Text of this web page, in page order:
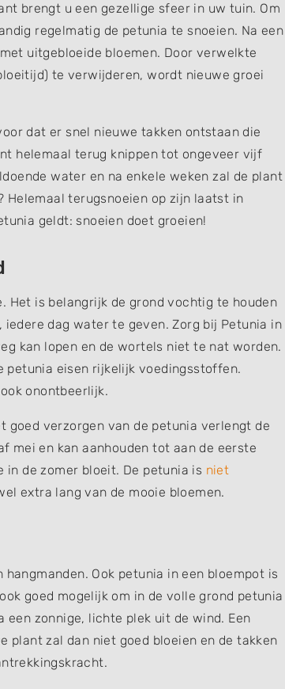
brengt u een gezellige sfeer in uw tuin. Om
regelmatig de petunia te snoeien. Na een
uitgebloeide bloemen. Door verwelkte
te verwijderen, wordt nieuwe groei
dat er snel nieuwe takken ontstaan die
helemaal terug knippen tot ongeveer vijf
water en na enkele weken zal de plant
Helemaal terugsnoeien op zijn laatst in
geldt: snoeien doet groeien!
Het is belangrijk de grond vochtig te houden
dag water te geven. Zorg bij Petunia in
kan lopen en de wortels niet te nat worden.
petunia eisen rijkelijk voedingsstoffen.
onontbeerlijk.
goed verzorgen van de petunia verlengt de
mei en kan aanhouden tot aan de eerste
de zomer bloeit. De petunia is niet
extra lang van de mooie bloemen.
Ook petunia in een bloempot is
goed mogelijk om in de volle grond petunia
zonnige, lichte plek uit de wind. Een
plant zal dan niet goed bloeien en de takken